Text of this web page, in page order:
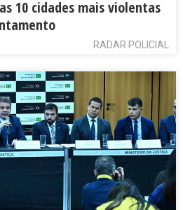
10 cidades mais violentas
RADAR POLICIAL